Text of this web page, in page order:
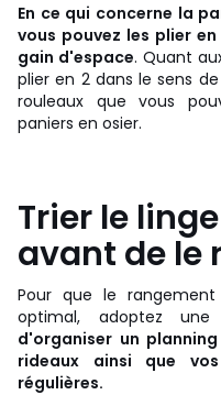
En ce qui concerne la
vous pouvez les plier
gain d'espace. Quant
plier en 2 dans le sens
rouleaux que vous
paniers en osier.
Trier le
avant de le
Pour que le
optimal, adoptez
d'organiser un
rideaux ainsi que
régulières.